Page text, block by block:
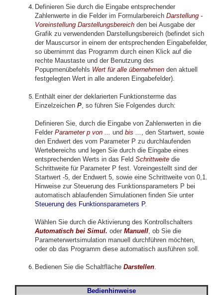
Definieren Sie durch die Eingabe entsprechender
Zahlenwerte in die Felder im Formularbereich Darstellung -
Voreinstellung Darstellungsbereich den bei Ausgabe der
Grafik zu verwendenden Darstellungsbereich (befindet sich
der Mauscursor in einem der entsprechenden Eingabefelder,
so übernimmt das Programm durch einen Klick auf die
rechte Maustaste und der Benutzung des
Popupmenübefehls Wert für alle übernehmen den aktuell
festgelegten Wert in alle anderen Eingabefelder).
Enthält einer der deklarierten Funktionsterme das
Einzelzeichen P , so führen Sie Folgendes durch:
Definieren Sie, durch die Eingabe von Zahlenwerten in die
Felder Parameter p von ... und bis ...
, den Startwert, sowie
den Endwert des vom Parameter P zu durchlaufenden
Wertebereichs und legen Sie durch die Eingabe eines
entsprechenden Werts in das Feld Schrittweite die
Schrittweite für Parameter P fest. Voreingestellt sind der
Startwert -5, der Endwert 5, sowie eine Schrittweite von 0,1.
Hinweise zur Steuerung des Funktionsparameters P bei
automatisch ablaufenden Simulationen finden Sie unter
Steuerung des Funktionsparameters P.
Wählen Sie durch die Aktivierung des Kontrollschalters
Automatisch bei Simul. oder Manuell , ob Sie die
Parameterwertsimulation manuell durchführen möchten,
oder ob das Programm diese automatisch ausführen soll.
Bedienen Sie die Schaltfläche Darstellen
Bedienhinweise